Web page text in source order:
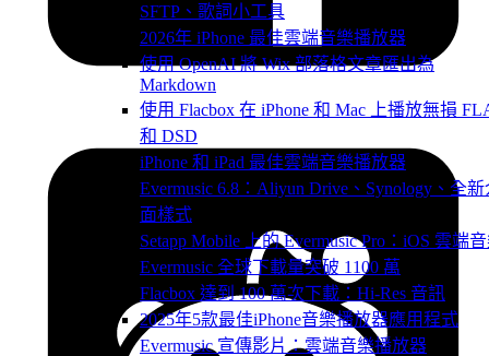
SFTP、歌詞小工具
2026年 iPhone 最佳雲端音樂播放器
使用 OpenAI 將 Wix 部落格文章匯出為
Markdown
使用 Flacbox 在 iPhone 和 Mac 上播放無損
和 DSD
iPhone 和 iPad 最佳雲端音樂播放器
Evermusic 6.8：Aliyun Drive、Synology、全新
面樣式
Setapp Mobile 上的 Evermusic Pro：iOS 雲端
Evermusic 全球下載量突破 1100 萬
Flacbox 達到 100 萬次下載：Hi-Res 音訊
2025年5款最佳iPhone音樂播放器應用程式
Evermusic 宣傳影片：雲端音樂播放器